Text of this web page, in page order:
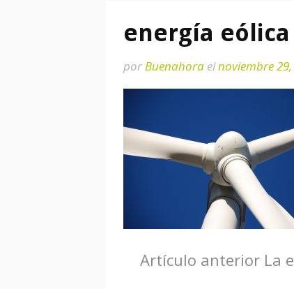
energía eólica
porBuenahora elnoviembre
Seguir
Artículo anteriorLa